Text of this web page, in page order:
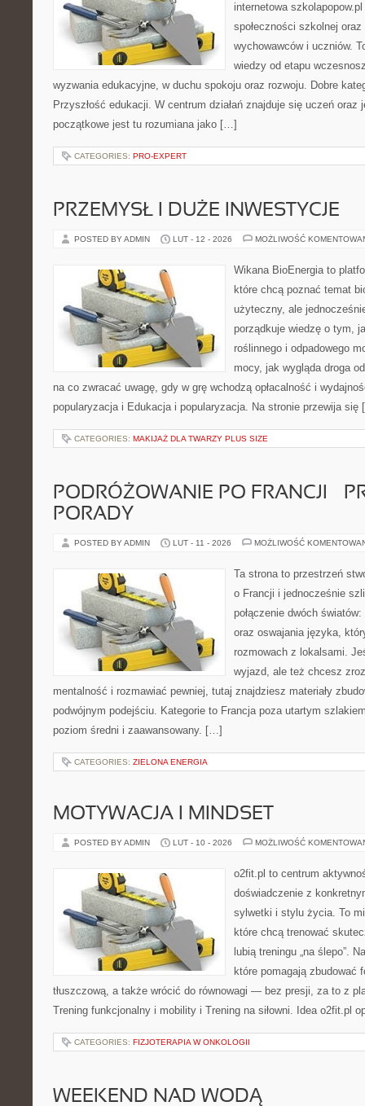
internetowa
społeczności szkolnej
wychowawców i uczniów.
wiedzy od etapu
wyzwania edukacyjne, w duchu spokoju oraz rozwoju. Dobre
Przyszłość edukacji. W centrum działań znajduje się uczeń oraz
początkowe jest tu rozumiana jako […]
CATEGORIES: PRO-EXPERT
PRZEMYSŁ I DUŻE INWESTYCJE
POSTED BY ADMIN LUT - 12 - 2026 MOŻLIWOŚĆ
Wikana BioEnergia to
które chcą poznać temat
użyteczny, ale
porządkuje wiedzę o tym,
roślinnego i odpadowego
mocy, jak wygląda droga
na co zwracać uwagę, gdy w grę wchodzą opłacalność i
popularyzacja i Edukacja i popularyzacja. Na stronie przewija
CATEGORIES: MAKIJAŻ DLA TWARZY PLUS SIZE
PODRÓŻOWANIE PO FRANCJI –
PORADY
POSTED BY ADMIN LUT - 11 - 2026 MOŻLIWOŚĆ
Ta strona to przestrzeń
o Francji i jednocześnie
połączenie dwóch
oraz oswajania języka,
rozmowach z lokalsami.
wyjazd, ale też chcesz
mentalność i rozmawiać pewniej, tutaj znajdziesz materiały
podwójnym podejściu. Kategorie to Francja poza utartym
poziom średni i zaawansowany. […]
CATEGORIES: ZIELONA ENERGIA
MOTYWACJA I MINDSET
POSTED BY ADMIN LUT - 10 - 2026 MOŻLIWOŚĆ
o2fit.pl to centrum
doświadczenie z
sylwetki i stylu życia. To
które chcą trenować
lubią treningu „na ślepo”.
które pomagają zbudować
tłuszczową, a także wrócić do równowagi — bez presji, za to z
Trening funkcjonalny i mobility i Trening na siłowni. Idea o2fit.pl
CATEGORIES: FIZJOTERAPIA W ONKOLOGII
WEEKEND NAD WODĄ